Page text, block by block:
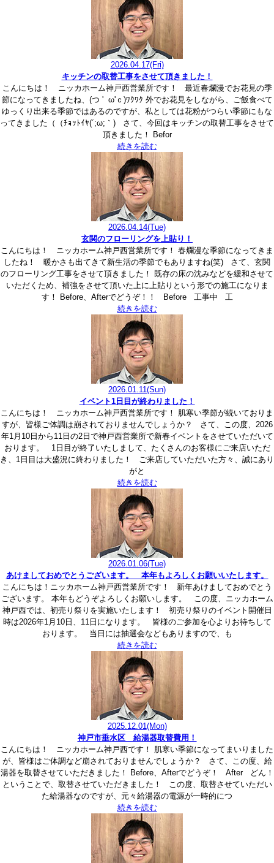
2026.04.17(Fri)
キッチンの取替工事をさせて頂きました！
こんにちは！ ニッカホーム神戸西営業所です！ 最近春爛漫でお花見の季
節になってきましたね、(つ ' ω'ｃ)ﾜｸﾜｸ 外でお花見をしながら、ご飯食べて
ゆっくり出来る季節ではあるのですが、私としては花粉がつらい季節にもな
ってきました（（ﾁｮｯﾄｲﾔ(´;ω;｀) さて、今回はキッチンの取替工事をさせて
頂きました！ Befor
続きを読む
2026.04.14(Tue)
玄関のフローリングを上貼り！
こんにちは！ ニッカホーム神戸西営業所です！ 春爛漫な季節になってきま
したね！ 暖かさも出てきて新生活の季節でもありますね(笑) さて、玄関
のフローリング工事をさせて頂きました！ 既存の床の沈みなどを緩和させて
いただくため、補強をさせて頂いた上に上貼りという形での施工になりま
す！ Before、Afterでどうぞ！！ Before 工事中 工
続きを読む
2026.01.11(Sun)
イベント1日目が終わりました！
こんにちは！ ニッカホーム神戸西営業所です！ 肌寒い季節が続いておりま
すが、皆様ご体調は崩されておりませんでしょうか？ さて、この度、2026
年1月10日から11日の2日で神戸西営業所で新春イベントをさせていただいて
おります。 1日目が終了いたしまして、たくさんのお客様にご来店いただ
き、1日目は大盛況に終わりました！ ご来店していただいた方々、誠にあり
がと
続きを読む
2026.01.06(Tue)
あけましておめでとうございます。 本年もよろしくお願いいたします。
こんにちは！ニッカホーム神戸西営業所です！ 新年あけましておめでとう
ございます。 本年もどうぞよろしくお願いします。 この度、ニッカホーム
神戸西では、初売り祭りを実施いたします！ 初売り祭りのイベント開催日
時は2026年1月10日、11日になります。 皆様のご参加を心よりお待ちして
おります。 当日には抽選会などもありますので、も
続きを読む
2025.12.01(Mon)
神戸市垂水区 給湯器取替費用！
こんにちは！ ニッカホーム神戸西です！ 肌寒い季節になってまいりました
が、皆様はご体調など崩されておりませんでしょうか？ さて、この度、給
湯器を取替させていただきました！ Before、Afterでどうぞ！ After どん！
ということで、取替させていただきました！ この度、取替させていただい
た給湯器なのですが、元々給湯器の電源が一時的につ
続きを読む